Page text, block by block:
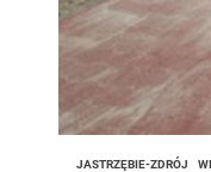
JASTRZĘBIE-ZDRÓJ